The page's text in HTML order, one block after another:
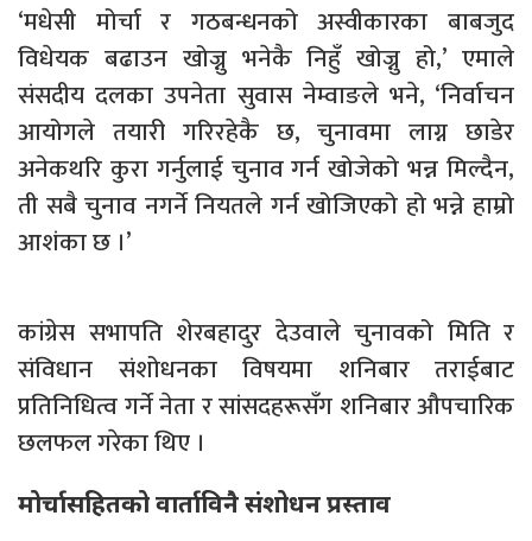
‘मधेसी मोर्चा र गठबन्धनको अस्वीकारका बाबजुद
विधेयक बढाउन खोज्नु भनेकै निहुँ खोज्नु हो,’ एमाले
संसदीय दलका उपनेता सुवास नेम्वाङले भने, ‘निर्वाचन
आयोगले तयारी गरिरहेकै छ, चुनावमा लाग्न छाडेर
अनेकथरि कुरा गर्नुलाई चुनाव गर्न खोजेको भन्न मिल्दैन,
ती सबै चुनाव नगर्ने नियतले गर्न खोजिएको हो भन्ने हाम्रो
आशंका छ ।’
कांग्रेस सभापति शेरबहादुर देउवाले चुनावको मिति र
संविधान संशोधनका विषयमा शनिबार तराईबाट
प्रतिनिधित्व गर्ने नेता र सांसदहरूसँग शनिबार औपचारिक
छलफल गरेका थिए ।
मोर्चासहितको वार्ताविनै संशोधन प्रस्ताव